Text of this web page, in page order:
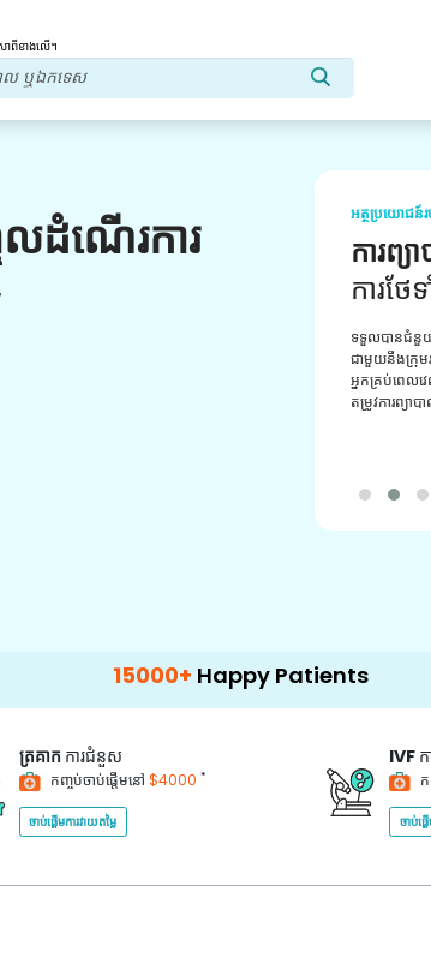
សាពីខាងលើ។
ដំណើរការ
អត្ថប្រយោជន៍
ទីប្រឹក្ស
ទទួលបានការគាំ
ការណែនាំដ៏ល្
Happy Patients 100+
ត្រគាក ការជំនួស
កញ្ចប់ចាប់ផ្តើមនៅ $4000 *
ចាប់ផ្តើមការវាយតម្លៃ
IVF
ចាប់ផ្ត